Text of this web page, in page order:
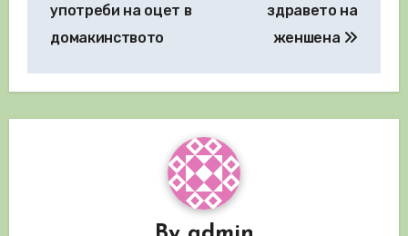
употреби на оцет в
домакинството
здравето на
женшена